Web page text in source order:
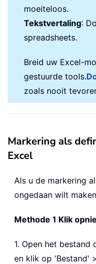
moeiteloos.
Tekstvertaling:
spreadsheets.
Breid uw Excel-
gestuurde tools.
zoals nooit
Markering als
Excel
Als u de markering
ongedaan wilt
Methode 1 Klik
1. Open het
en klik op 'Bestand'